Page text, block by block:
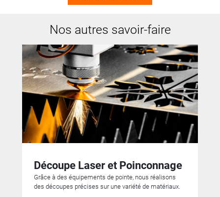
Nos autres savoir-faire
Découpe Laser et Poinconnage
Grâce à des équipements de pointe, nous réalisons
des découpes précises sur une variété de matériaux.